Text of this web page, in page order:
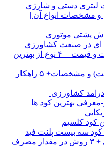
لیتری دستی و شارژی
مشخصات انواع آن |
پشتی موتوری
ای در صنعت کشاورزی
کود اهن اسپانیا مشخصات و قیمت + ۴ نوع از بهترین
کود ضد شوری (انتی سالت) و مشخصات+ ۵ راهکار
درامد کشاورزی
بهترین کود ها
کود کلسیم
سه بیست پلنت فید
کود روی و سولفات روی + ۳ روش در مقدار مصرف